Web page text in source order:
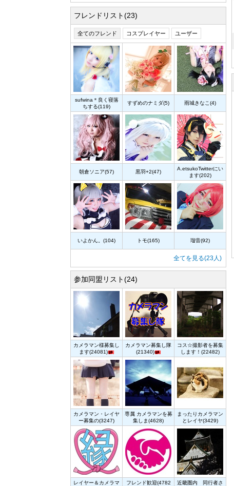
フレンドリスト(23)
全てのフレンド コスプレイヤー ユーザー
sufwina＊良く寝落
ちする(119)
すずめのナミダ(5) 雨城きなこ(4)
朝倉ソニア(57) 黒羽+2(47)
A.etsukoTwitterにい
ます(202)
いよかん。(104) トモ(165) 瑠音(92)
全てを見る(23人)
参加同盟リスト(24)
カメラマン様募集し
ます(24081)
カメラマン募集し隊
(21340)
コス☆撮影者を募集
します！(22482)
カメラマン・レイヤ
ー募集の(3247)
専属 カメラマンを募
集しま(4628)
まったりカメラマン
とレイヤ(3429)
レイヤー＆カメラマ
フレンド歓迎(4782
近畿圏内 同行者さ